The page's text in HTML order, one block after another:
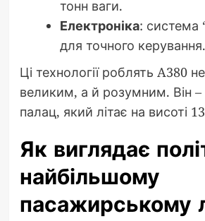
тонн ваги.
Електроніка: система
для точного керування.
Ці технології роблять A380
великим, а й розумним. Він –
палац, який літає на висоті
Як виглядає
найбільшому
пасажирському